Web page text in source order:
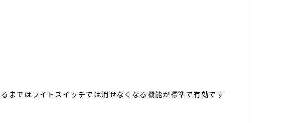
ではライトスイッチでは消せなくなる機能が標準で有効です